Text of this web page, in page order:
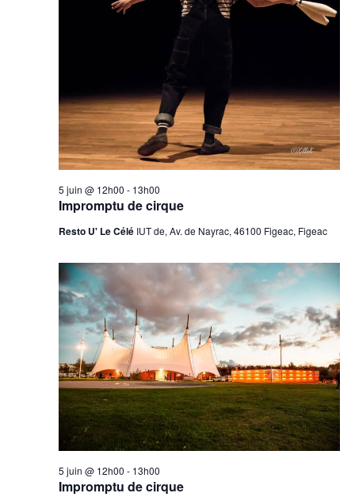
Impromptu de cirque
5 juin @ 12h00 - 13h00
Resto U' Le Célé IUT de, Av. de Nayrac, 46100 Figeac, Figeac
Impromptu de cirque
5 juin @ 12h00 - 13h00